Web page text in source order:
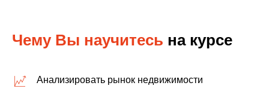
Чему Вы научитесь на курсе
Анализировать рынок недвижимости